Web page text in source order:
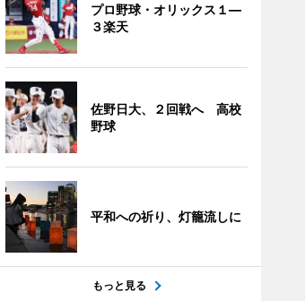
プロ野球・オリックス１―
３楽天
佐野日大、２回戦へ 高校
野球
平和への祈り、灯籠流しに
もっと見る